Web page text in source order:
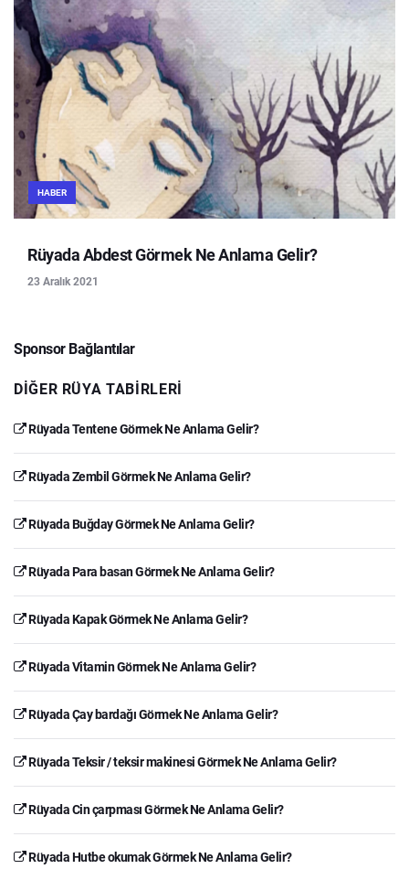
HABER
Rüyada Abdest Görmek Ne Anlama Gelir?
23 Aralık 2021
Sponsor Bağlantılar
DIĞER RÜYA TABIRLERI
Rüyada Tentene Görmek Ne Anlama Gelir?
Rüyada Zembil Görmek Ne Anlama Gelir?
Rüyada Buğday Görmek Ne Anlama Gelir?
Rüyada Para basan Görmek Ne Anlama Gelir?
Rüyada Kapak Görmek Ne Anlama Gelir?
Rüyada Vitamin Görmek Ne Anlama Gelir?
Rüyada Çay bardağı Görmek Ne Anlama Gelir?
Rüyada Teksir / teksir makinesi Görmek Ne Anlama Gelir?
Rüyada Cin çarpması Görmek Ne Anlama Gelir?
Rüyada Hutbe okumak Görmek Ne Anlama Gelir?